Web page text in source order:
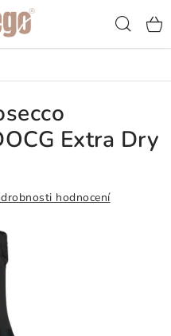
Extra Dry
hodnocení